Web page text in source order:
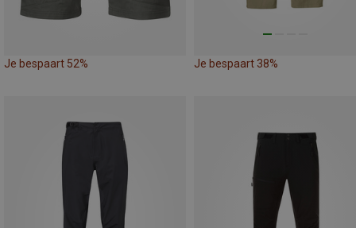
Je bespaart 52% Je bespaart 38%